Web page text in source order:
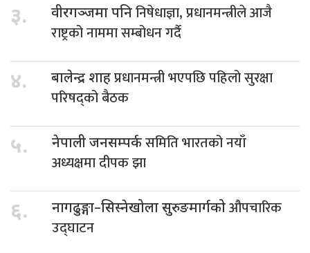
३. वीरगञ्जमा पनिनिषेधाज्ञा, प्रधानमन्त्रीले आजै
राष्ट्रको नाममा सम्बोधन गर्दै
४. बालेन्द्र शाहप्रधानमन्त्री भएपछि पहिलो सुरक्षा
परिषद्को बैठक
५. नेपाली जनसम्पर्कसमिति भारतको नयाँ
अध्यक्षमा दीपक झा
६. नागढुङ्गा–सिस्नेखोला सुरुङमार्गकोऔपचारिक
उद्घाटन